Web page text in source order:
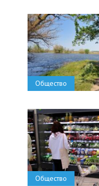
Общество
Общество